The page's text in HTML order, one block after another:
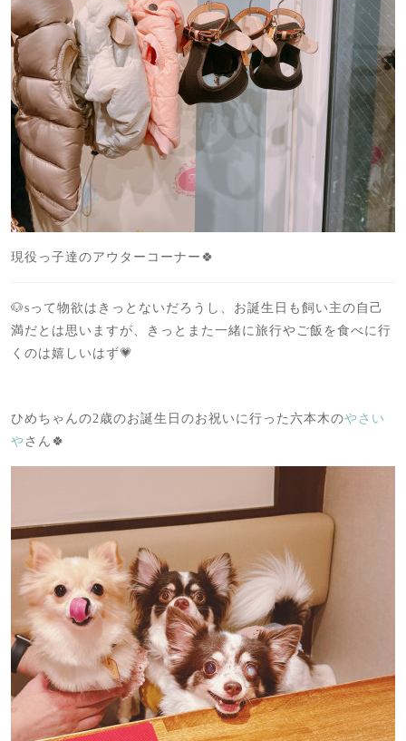
現役っ子達のアウターコーナー🍀
🐶sって物欲はきっとないだろうし、お誕生日も飼い主の自己
満だとは思いますが、きっとまた一緒に旅行やご飯を食べに行
くのは嬉しいはず💗
ひめちゃんの2歳のお誕生日のお祝いに行った六本木のやさい
や さん🍀